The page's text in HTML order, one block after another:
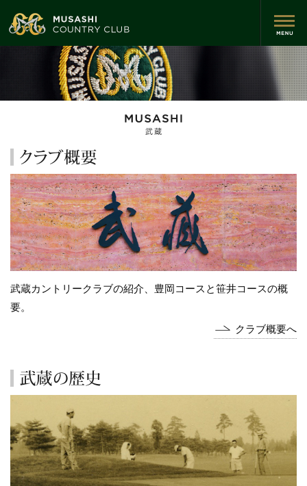
武蔵カントリークラブの紹介、豊岡コースと笹井コースの概
要。
クラブ概要へ